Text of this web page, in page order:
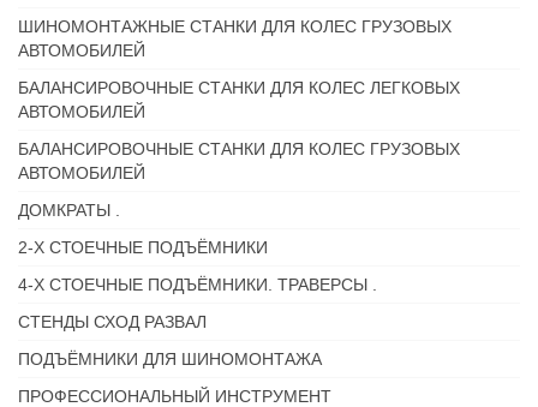
ШИНОМОНТАЖНЫЕ СТАНКИ ДЛЯ КОЛЕС ГРУЗОВЫХ
АВТОМОБИЛЕЙ
БАЛАНСИРОВОЧНЫЕ СТАНКИ ДЛЯ КОЛЕС ЛЕГКОВЫХ
АВТОМОБИЛЕЙ
БАЛАНСИРОВОЧНЫЕ СТАНКИ ДЛЯ КОЛЕС ГРУЗОВЫХ
АВТОМОБИЛЕЙ
ДОМКРАТЫ .
2-Х СТОЕЧНЫЕ ПОДЪЁМНИКИ
4-Х СТОЕЧНЫЕ ПОДЪЁМНИКИ. ТРАВЕРСЫ .
СТЕНДЫ СХОД РАЗВАЛ
ПОДЪЁМНИКИ ДЛЯ ШИНОМОНТАЖА
ПРОФЕССИОНАЛЬНЫЙ ИНСТРУМЕНТ